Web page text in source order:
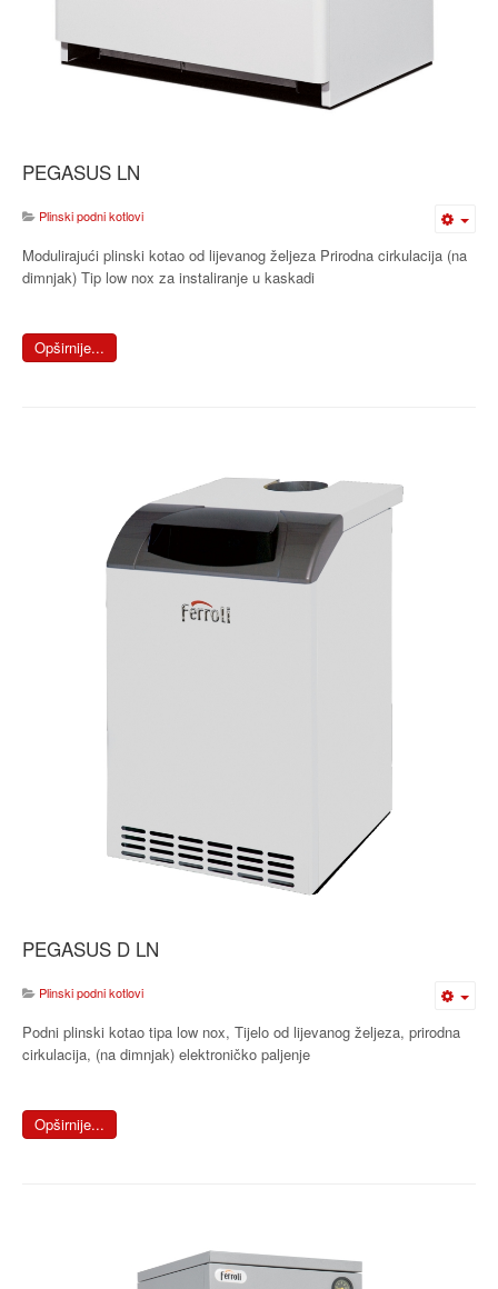
PEGASUS LN
Plinski podni kotlovi
Modulirajući plinski kotao od lijevanog željeza Prirodna cirkulacija (na
dimnjak) Tip low nox za instaliranje u kaskadi
Opširnije...
PEGASUS D LN
Plinski podni kotlovi
Podni plinski kotao tipa low nox, Tijelo od lijevanog željeza, prirodna
cirkulacija, (na dimnjak) elektroničko paljenje
Opširnije...